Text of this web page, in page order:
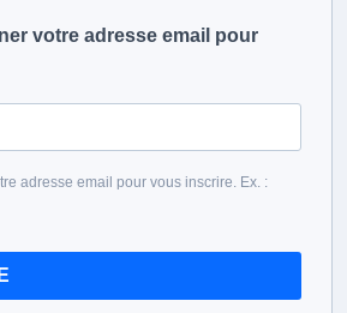
votre adresse email pour
adresse email pour vous inscrire. Ex. :